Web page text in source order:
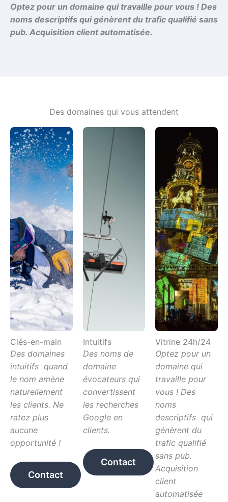
Optez pour un domaine qui travaille pour vous ! Des
noms descriptifs qui génèrent du trafic qualifié sans
pub. Acquisition client automatisée.
Des domaines qui vous attendent
Clés-en-main
Des domaines
intuitifs quand
le nom amène
naturellement
les clients. Ne
ratez plus
aucune
opportunité !
Contact
Intuitifs
Des noms de
domaine
évocateurs qui
convertissent
les recherches
Google en
clients.
Contact
Vitrine 24h/24
Optez pour un
domaine qui
travaille pour
vous ! Des
noms
descriptifs qui
génèrent du
trafic qualifié
sans pub.
Acquisition
client
automatisée